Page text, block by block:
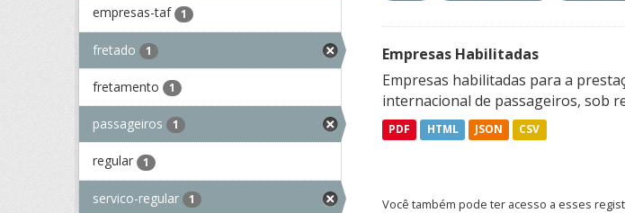
empresas-taf 1
fretado 1
fretamento 1
passageiros 1
regular 1
servico-regular 1
Empresas Habilitadas
Empresas habilitadas para a
internacional de passageiros, sob
PDF HTML JSON CSV
Você também pode ter acesso a esses